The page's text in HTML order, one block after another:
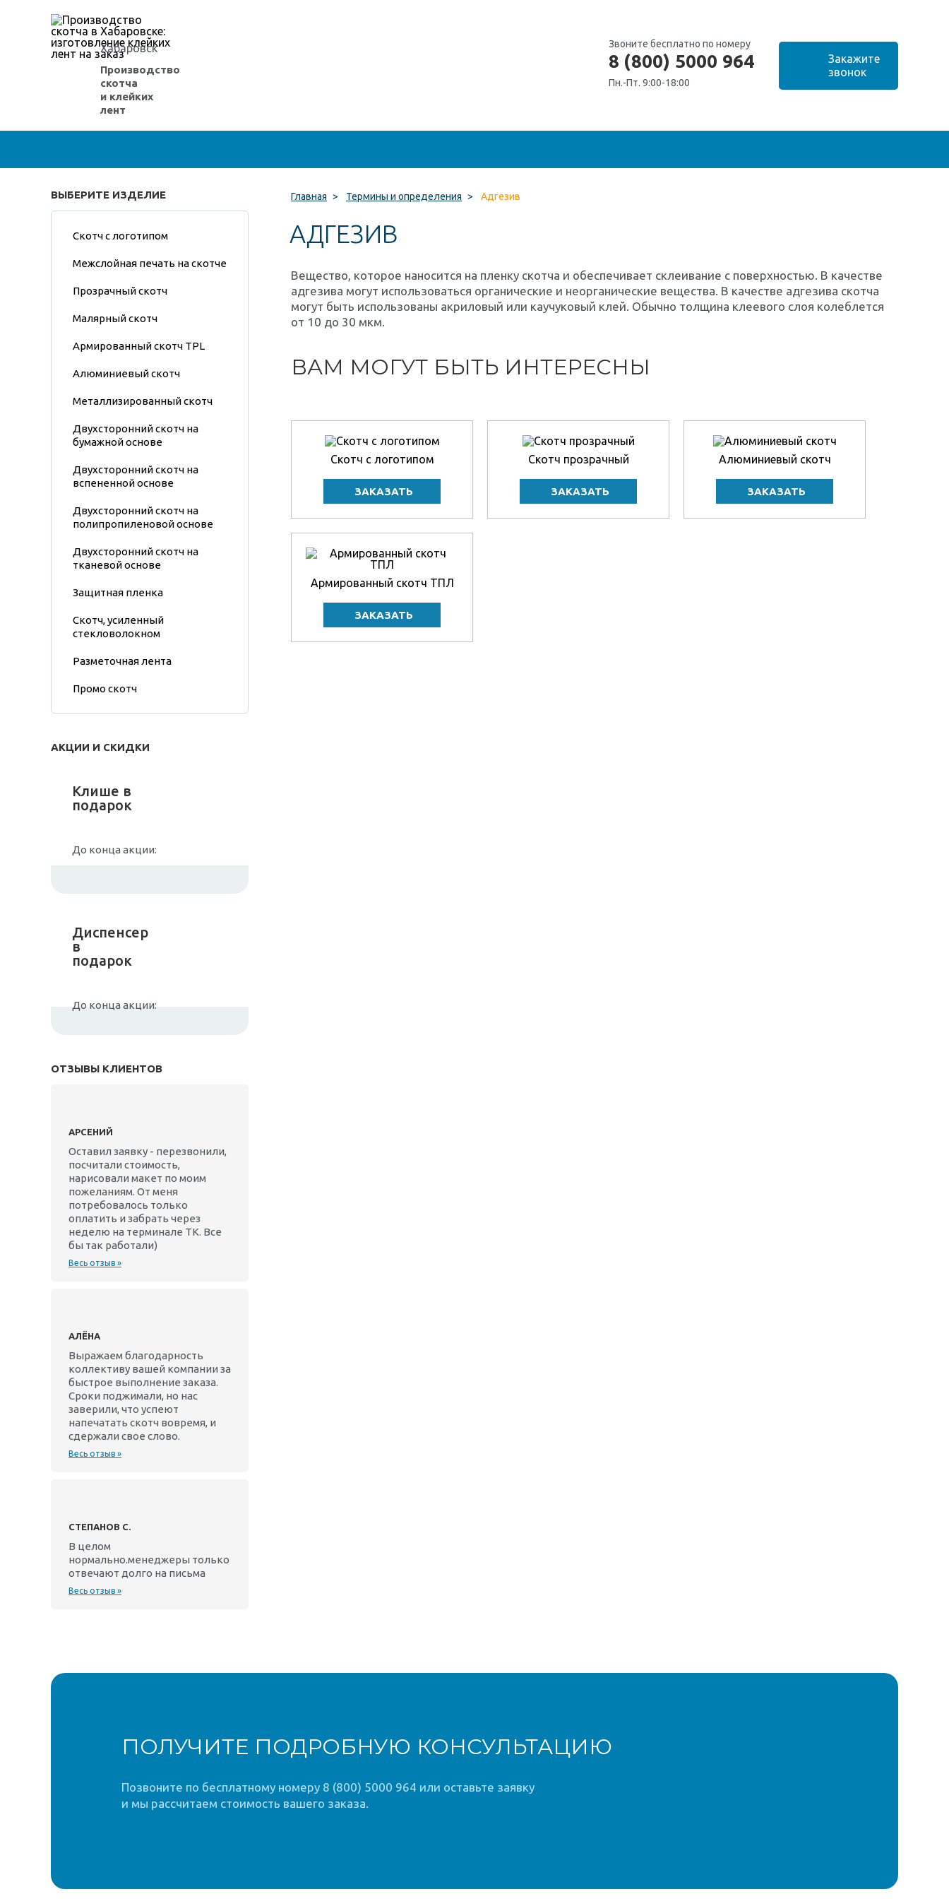
Хабаровск
Производство
скотча
и клейких
лент
Звоните бесплатно по номеру
8 (800) 5000 964
Пн.-Пт. 9:00-18:00
ВЫБЕРИТЕ ИЗДЕЛИЕ
Скотч с логотипом
Межслойная печать на скотче
Прозрачный скотч
Малярный скотч
Армированный скотч TPL
Алюминиевый скотч
Металлизированный скотч
Двухсторонний скотч на
бумажной основе
Двухсторонний скотч на
вспененной основе
Двухсторонний скотч на
полипропиленовой основе
Двухсторонний скотч на
тканевой основе
Защитная пленка
Скотч, усиленный
стекловолокном
Разметочная лента
Промо скотч
АКЦИИ И СКИДКИ
Клише в
подарок
До конца акции:
Диспенсер
в
подарок
До конца акции:
ОТЗЫВЫ КЛИЕНТОВ
АРСЕНИЙ
Оставил заявку - перезвонили,
посчитали стоимость,
нарисовали макет по моим
пожеланиям. От меня
потребовалось только
оплатить и забрать через
неделю на терминале ТК. Все
бы так работали)
Весь отзыв »
АЛЁНА
Выражаем благодарность
коллективу вашей компании за
быстрое выполнение заказа.
Сроки поджимали, но нас
заверили, что успеют
напечатать скотч вовремя, и
сдержали свое слово.
Весь отзыв »
СТЕПАНОВ С.
В целом
нормально.менеджеры только
отвечают долго на письма
Весь отзыв »
Главная > Термины и определения > Адгезив
АДГЕЗИВ
Вещество, которое наносится на пленку скотча и обеспечивает склеивание с поверхностью. В качестве
адгезива могут использоваться органические и неорганические вещества. В качестве адгезива скотча
могут быть использованы акриловый или каучуковый клей. Обычно толщина клеевого слоя колеблется
от 10 до 30 мкм.
ВАМ МОГУТ БЫТЬ ИНТЕРЕСНЫ
Скотч с логотипом Скотч прозрачный Алюминиевый скотч
Армированный скотч ТПЛ
ПОЛУЧИТЕ ПОДРОБНУЮ КОНСУЛЬТАЦИЮ
Позвоните по бесплатному номеру 8 (800) 5000 964 или оставьте заявку
и мы рассчитаем стоимость вашего заказа.